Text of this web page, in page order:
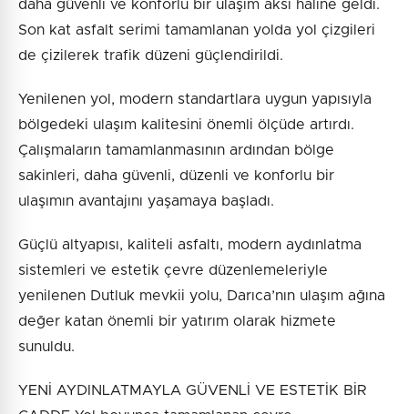
daha güvenli ve konforlu bir ulaşım aksı haline geldi.
Son kat asfalt serimi tamamlanan yolda yol çizgileri
de çizilerek trafik düzeni güçlendirildi.
Yenilenen yol, modern standartlara uygun yapısıyla
bölgedeki ulaşım kalitesini önemli ölçüde artırdı.
Çalışmaların tamamlanmasının ardından bölge
sakinleri, daha güvenli, düzenli ve konforlu bir
ulaşımın avantajını yaşamaya başladı.
Güçlü altyapısı, kaliteli asfaltı, modern aydınlatma
sistemleri ve estetik çevre düzenlemeleriyle
yenilenen Dutluk mevkii yolu, Darıca’nın ulaşım ağına
değer katan önemli bir yatırım olarak hizmete
sunuldu.
YENİ AYDINLATMAYLA GÜVENLİ VE ESTETİK BİR